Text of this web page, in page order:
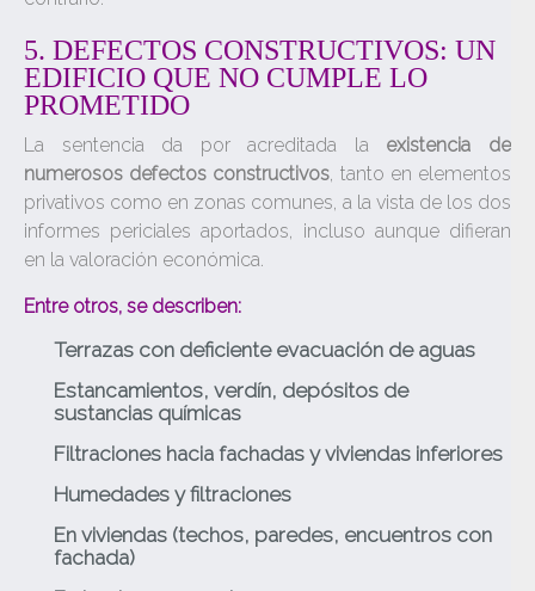
5. DEFECTOS CONSTRUCTIVOS: UN
EDIFICIO QUE NO CUMPLE LO
PROMETIDO
La sentencia da por acreditada la existencia de
numerosos defectos constructivos , tanto en elementos
privativos como en zonas comunes, a la vista de los dos
informes periciales aportados, incluso aunque difieran
en la valoración económica.
Entre otros, se describen:
Terrazas con deficiente evacuación de aguas
Estancamientos, verdín, depósitos de
sustancias químicas
Filtraciones hacia fachadas y viviendas inferiores
Humedades y filtraciones
En viviendas (techos, paredes, encuentros con
fachada)